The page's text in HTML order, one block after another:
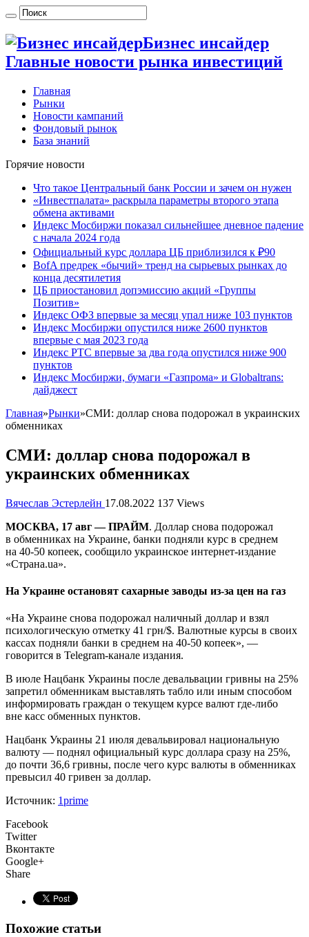
Бизнес инсайдер
Главные новости рынка инвестиций
Главная
Рынки
Новости кампаний
Фондовый рынок
База знаний
Горячие новости
Что такое Центральный банк России и зачем он нужен
«Инвестпалата» раскрыла параметры второго этапа
обмена активами
Индекс Мосбиржи показал сильнейшее дневное падение
с начала 2024 года
Официальный курс доллара ЦБ приблизился к ₽90
BofA предрек «бычий» тренд на сырьевых рынках до
конца десятилетия
ЦБ приостановил допэмиссию акций «Группы
Позитив»
Индекс ОФЗ впервые за месяц упал ниже 103 пунктов
Индекс Мосбиржи опустился ниже 2600 пунктов
впервые с мая 2023 года
Индекс РТС впервые за два года опустился ниже 900
пунктов
Индекс Мосбиржи, бумаги «Газпрома» и Globaltrans:
дайджест
Главная»Рынки»СМИ: доллар снова подорожал в украинских
обменниках
СМИ: доллар снова подорожал в
украинских обменниках
Вячеслав Эстерлейн 17.08.2022 137 Views
МОСКВА, 17 авг — ПРАЙМ. Доллар снова подорожал
в обменниках на Украине, банки подняли курс в среднем
на 40-50 копеек, сообщило украинское интернет-издание
«Страна.ua».
На Украине остановят сахарные заводы из-за цен на газ
«На Украине снова подорожал наличный доллар и взял
психологическую отметку 41 грн/$. Валютные курсы в своих
кассах подняли банки в среднем на 40-50 копеек», —
говорится в Telegram-канале издания.
В июле Нацбанк Украины после девальвации гривны на 25%
запретил обменникам выставлять табло или иным способом
информировать граждан о текущем курсе валют где-либо
вне касс обменных пунктов.
Нацбанк Украины 21 июля девальвировал национальную
валюту — поднял официальный курс доллара сразу на 25%,
до почти 36,6 гривны, после чего курс валюты в обменниках
превысил 40 гривен за доллар.
Источник: 1prime
Facebook
Twitter
Вконтакте
Google+
Share
Похожие статьи